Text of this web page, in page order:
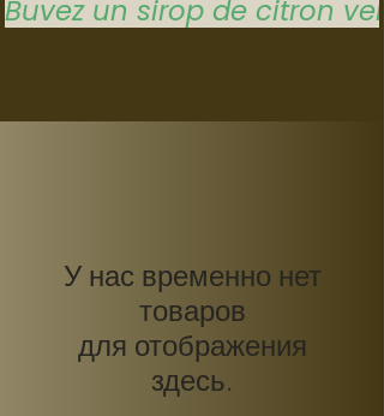
Buvez un sirop de citron
У нас временно нет
товаров
для отображения
здесь.